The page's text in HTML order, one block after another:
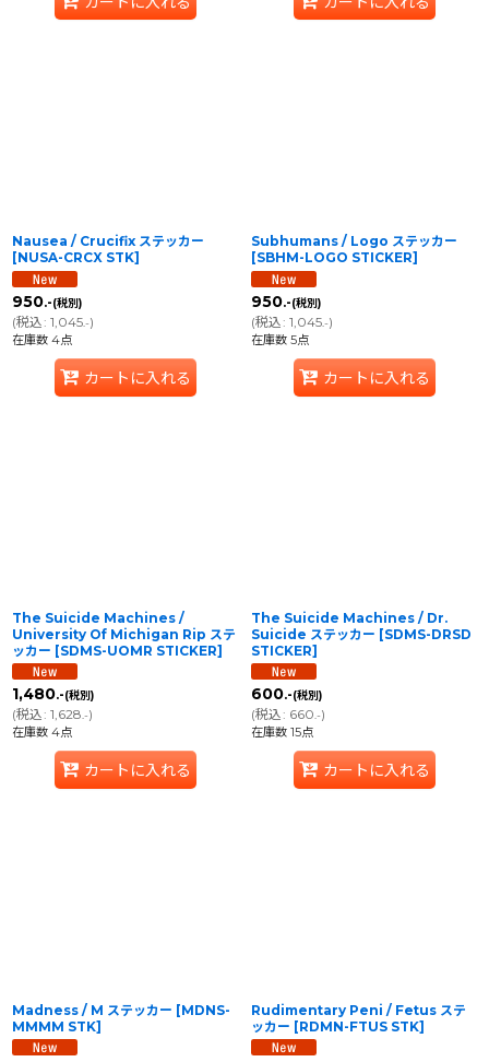
Nausea / Crucifix ステッカー
[NUSA-CRCX STK]
950.-(税別)
(税込: 1,045.-)
在庫数 4点
カートに入れる
Subhumans / Logo ステッカー
[SBHM-LOGO STICKER]
950.-(税別)
(税込: 1,045.-)
在庫数 5点
カートに入れる
The Suicide Machines /
University Of Michigan Rip ステ
ッカー [SDMS-UOMR STICKER]
1,480.-(税別)
(税込: 1,628.-)
在庫数 4点
カートに入れる
The Suicide Machines / Dr.
Suicide ステッカー [SDMS-DRSD
STICKER]
600.-(税別)
(税込: 660.-)
在庫数 15点
カートに入れる
Madness / M ステッカー [MDNS-
MMMM STK]
Rudimentary Peni / Fetus ステ
ッカー [RDMN-FTUS STK]